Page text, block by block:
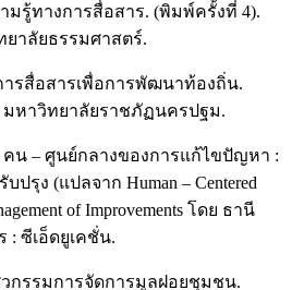
มรู้ทางการสื่อสาร. (พิมพ์ครั้งที่ 4).
าลัยธรรมศาสตร์.
ารสื่อสารเพื่อการพัฒนาท้องถิ่น.
หาวิทยาลัยราชภัฏนครปฐม.
คน – ศูนย์กลางของการแก้ไขปัญหา :
รุง (แปลจาก Human – Centered
of Improvements โดย ธานี
: ซีเอ็ดยูเคชั่น.
วกรรมการจัดการมูลฝอยชุมชน.